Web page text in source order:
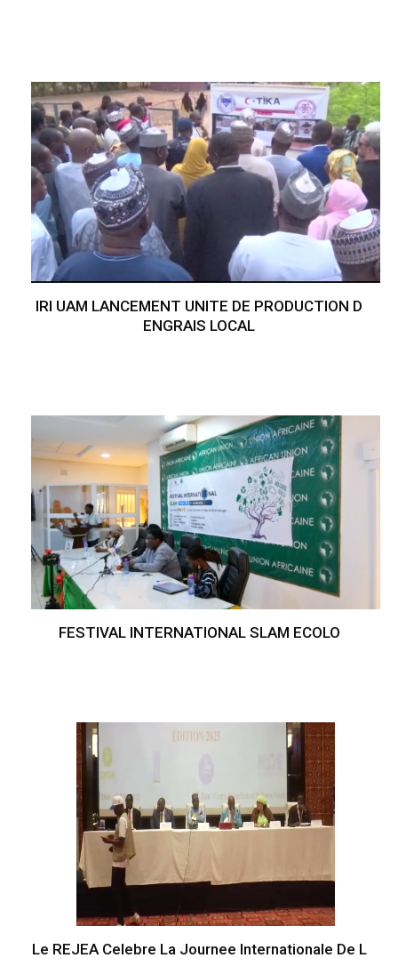
IRI UAM LANCEMENT UNITE DE PRODUCTION D
ENGRAIS LOCAL
FESTIVAL INTERNATIONAL SLAM ECOLO
Le REJEA Celebre La Journee Internationale De L